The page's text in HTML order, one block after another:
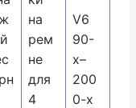
на
рем
не
для
4
V6
90-
х–
200
0-х